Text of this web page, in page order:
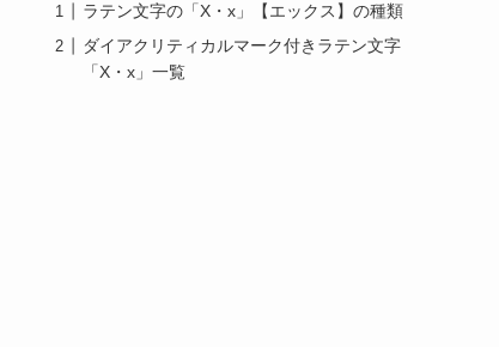
ラテン文字の「X・x」【エックス】の種類
ダイアクリティカルマーク付きラテン文字
「X・x」一覧